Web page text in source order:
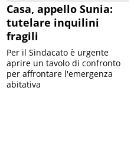
Casa, appello Sunia:
tutelare inquilini
fragili
Per il Sindacato è urgente
aprire un tavolo di confronto
per affrontare l'emergenza
abitativa